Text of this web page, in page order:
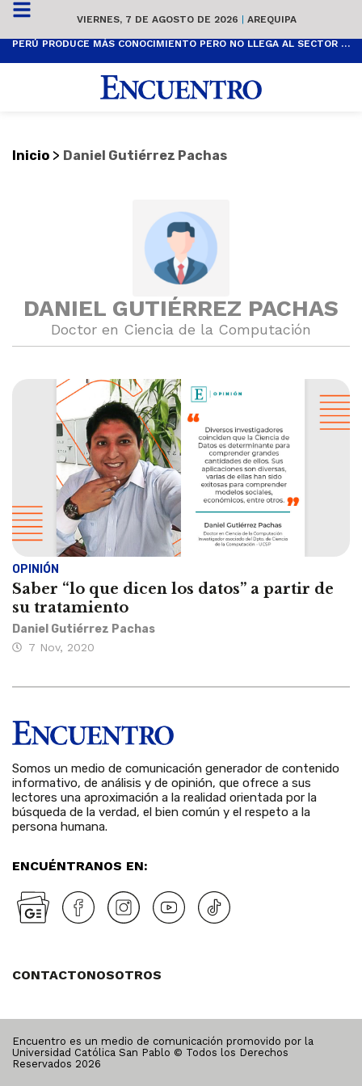
VIERNES, 7 DE AGOSTO DE 2026 | AREQUIPA
PERÚ PRODUCE MÁS CONOCIMIENTO PERO NO LLEGA AL SECTOR PRODUCTIVO
Inicio > Daniel Gutiérrez Pachas
DANIEL GUTIÉRREZ PACHAS
Doctor en Ciencia de la Computación
OPINIÓN
Saber “lo que dicen los datos” a partir de
su tratamiento
Daniel Gutiérrez Pachas
7 Nov, 2020
Somos un medio de comunicación generador de contenido
informativo, de análisis y de opinión, que ofrece a sus
lectores una aproximación a la realidad orientada por la
búsqueda de la verdad, el bien común y el respeto a la
persona humana.
ENCUÉNTRANOS EN:
CONTACTONOSOTROS
Encuentro es un medio de comunicación promovido por la
Universidad Católica San Pablo © Todos los Derechos
Reservados 2026